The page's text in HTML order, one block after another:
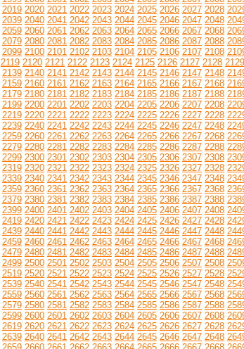
2019 2020 2021 2022 2023 2024 2025 2026 2027 2028
2039 2040 2041 2042 2043 2044 2045 2046 2047 2048
2059 2060 2061 2062 2063 2064 2065 2066 2067 2068
2079 2080 2081 2082 2083 2084 2085 2086 2087 2088
2099 2100 2101 2102 2103 2104 2105 2106 2107 2108
2119 2120 2121 2122 2123 2124 2125 2126 2127 2128 2129
2139 2140 2141 2142 2143 2144 2145 2146 2147 2148
2159 2160 2161 2162 2163 2164 2165 2166 2167 2168
2179 2180 2181 2182 2183 2184 2185 2186 2187 2188
2199 2200 2201 2202 2203 2204 2205 2206 2207 2208
2219 2220 2221 2222 2223 2224 2225 2226 2227 2228
2239 2240 2241 2242 2243 2244 2245 2246 2247 2248
2259 2260 2261 2262 2263 2264 2265 2266 2267 2268
2279 2280 2281 2282 2283 2284 2285 2286 2287 2288
2299 2300 2301 2302 2303 2304 2305 2306 2307 2308
2319 2320 2321 2322 2323 2324 2325 2326 2327 2328
2339 2340 2341 2342 2343 2344 2345 2346 2347 2348
2359 2360 2361 2362 2363 2364 2365 2366 2367 2368
2379 2380 2381 2382 2383 2384 2385 2386 2387 2388
2399 2400 2401 2402 2403 2404 2405 2406 2407 2408
2419 2420 2421 2422 2423 2424 2425 2426 2427 2428
2439 2440 2441 2442 2443 2444 2445 2446 2447 2448
2459 2460 2461 2462 2463 2464 2465 2466 2467 2468
2479 2480 2481 2482 2483 2484 2485 2486 2487 2488
2499 2500 2501 2502 2503 2504 2505 2506 2507 2508
2519 2520 2521 2522 2523 2524 2525 2526 2527 2528
2539 2540 2541 2542 2543 2544 2545 2546 2547 2548
2559 2560 2561 2562 2563 2564 2565 2566 2567 2568
2579 2580 2581 2582 2583 2584 2585 2586 2587 2588
2599 2600 2601 2602 2603 2604 2605 2606 2607 2608
2619 2620 2621 2622 2623 2624 2625 2626 2627 2628
2639 2640 2641 2642 2643 2644 2645 2646 2647 2648